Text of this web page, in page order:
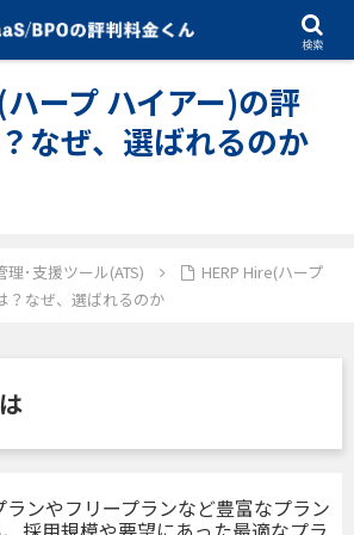
(ATS) 10.10.2024
ープ ハイアー)の評
なぜ、選ばれるのか
理･支援ツール(ATS)
HERP Hire(ハープ
？なぜ、選ばれるのか
ランやフリープランなど豊富なプラン
検索